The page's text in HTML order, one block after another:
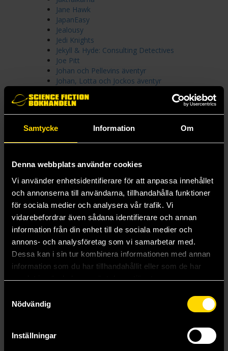
Samtycke Information Om
Denna webbplats använder cookies
Vi använder enhetsidentifierare för att anpassa innehållet
och annonserna till användarna, tillhandahålla funktioner
för sociala medier och analysera vår trafik. Vi
vidarebefordrar även sådana identifierare och annan
information från din enhet till de sociala medier och
annons- och analysföretag som vi samarbetar med.
Dessa kan i sin tur kombinera informationen med annan
information som du har tillhandahållit eller som de har
samlat in när du har använt deras tjänster.
Nödvändig
Inställningar
Jane Hawk
JapanEasy
Jealousy
Jedi Knights
Jekyll & Hyde: Consulting Detectives
Joe Pitt
Johan och Pellevins äventyr
Johan, Lotta och Jockos äventyr
John Carter of Mars
Jojo's Bizarre Adventure Part 2 Battle Tendency
Jojo's Bizarre Adventure Part 3 Stardust Crusaders
Unbreakable
Jojo's Bizarre Adventure Part 6 Stone Ocean
JoJo's Bizarre Adventure Part 9 JOJO Lands
(Japansk Utgåva)
JoJo's Bizarre Adventure: Part 7 Steel Ball Run
JoJo's Bizarre Adventure: Shining Diamond's
Demonic Heartbreak
Joker: One Operation Joker
Jordbok
Jordfrö
Julia Z